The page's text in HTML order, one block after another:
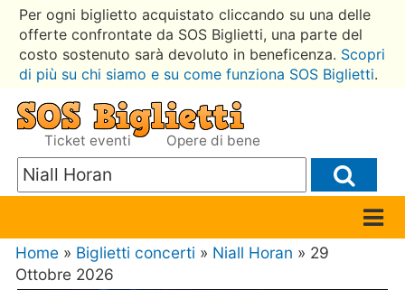
Per ogni biglietto acquistato cliccando su una delle
offerte confrontate da SOS Biglietti, una parte del
costo sostenuto sarà devoluto in beneficenza. Scopri
di più su chi siamo e su come funziona SOS Biglietti.
Ticket eventi Opere di bene
Home » Biglietti concerti » Niall Horan » 29
Ottobre 2026